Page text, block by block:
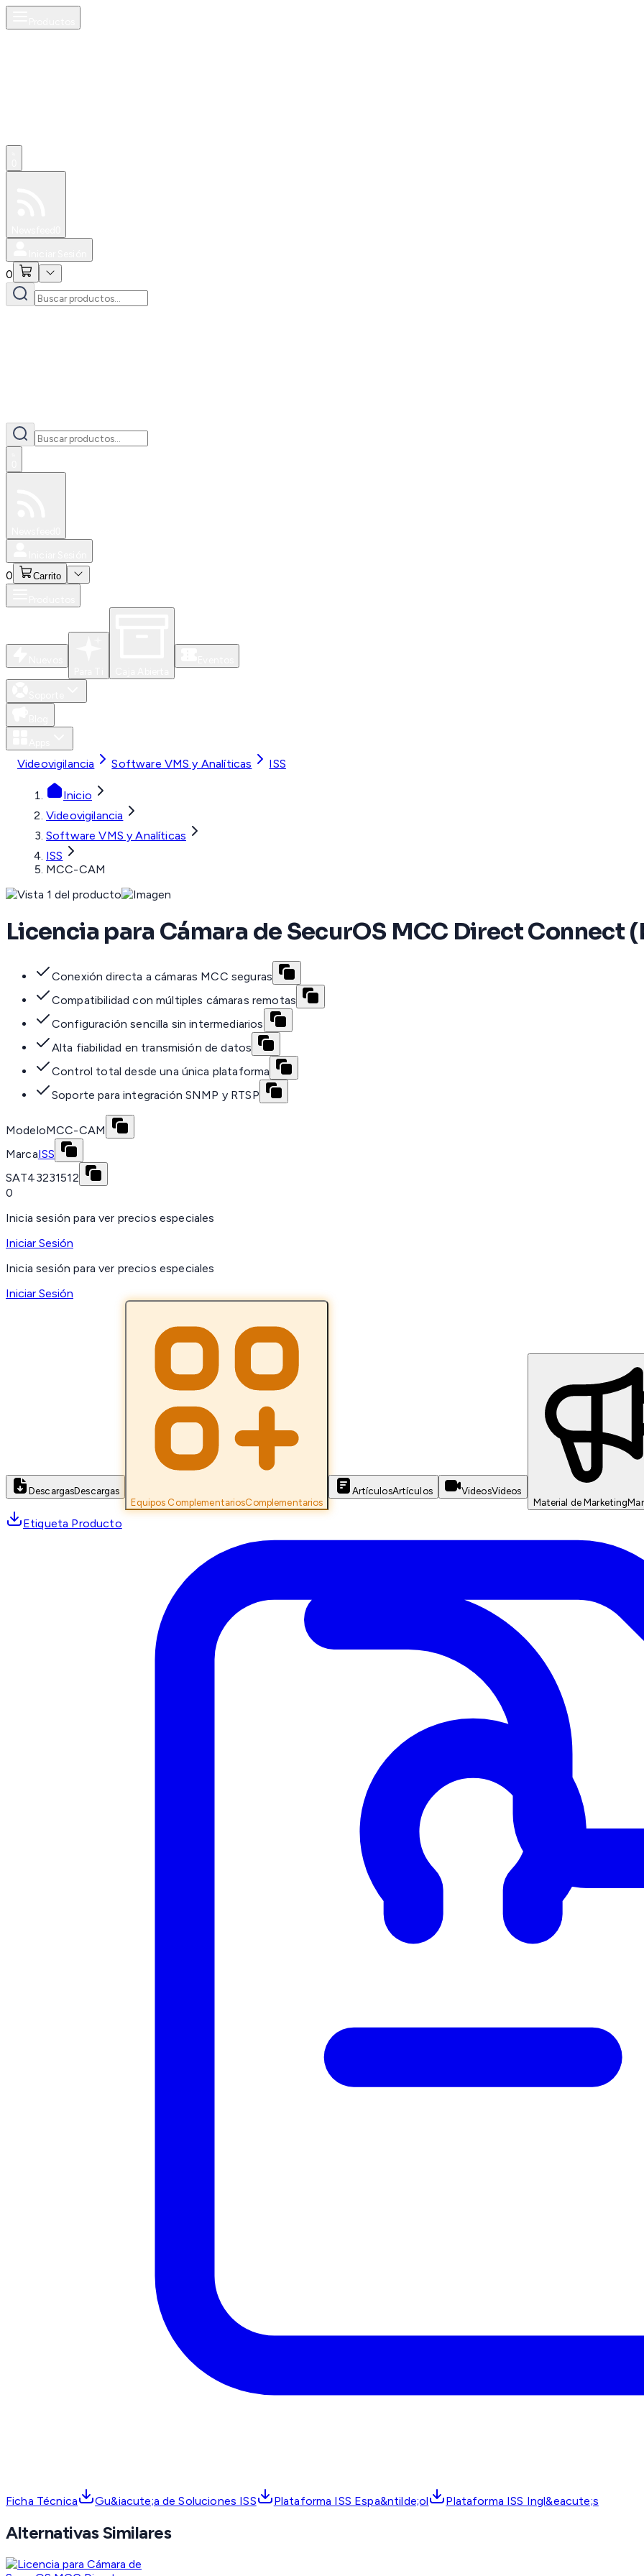
0
0 Carrito
Videovigilancia Software VMS y Analíticas ISS
Inicio
Videovigilancia
Software VMS y Analíticas
ISS
MCC-CAM
Licencia para Cámara de SecurOS MCC Direct Connect
Conexión directa a cámaras MCC seguras
Compatibilidad con múltiples cámaras remotas
Configuración sencilla sin intermediarios
Alta fiabilidad en transmisión de datos
Control total desde una única plataforma
Soporte para integración SNMP y RTSP
ModeloMCC-CAM
MarcaISS
SAT43231512
0
Inicia sesión para ver precios especiales
Iniciar Sesión
Inicia sesión para ver precios especiales
Iniciar Sesión
DescargasDescargas
Equipos ComplementariosComplementarios
ArtículosArtículos VideosVideos
Material de Marketing
Etiqueta Producto
Ficha Técnica Gu&iacute;a de Soluciones ISS Plataforma ISS Espa&ntilde;ol Plataforma ISS Ingl&eacute;s
Alternativas Similares